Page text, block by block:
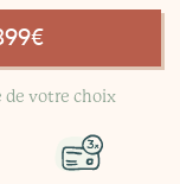
de votre choix